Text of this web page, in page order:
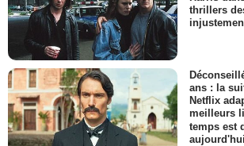
thrillers
ans : la
Netflix
meilleurs
temps est
aujourd'hui